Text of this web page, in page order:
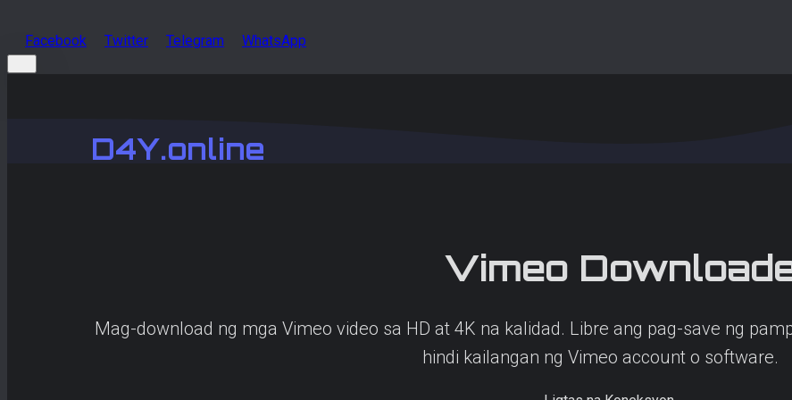
Facebook Twitter Telegram WhatsApp
D4Y.online
Vimeo
Mag-download ng mga Vimeo video sa HD at 4K na kalidad. Libre ang pag-save ng
hindi kailangan ng Vimeo account o software.